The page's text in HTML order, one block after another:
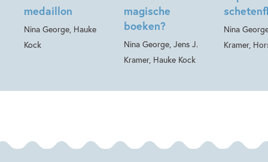
medaillon
Nina George, Hauke
Kock
magische
boeken?
Nina George, Jens J.
Kramer, Hauke Kock
Nina
Kramer,